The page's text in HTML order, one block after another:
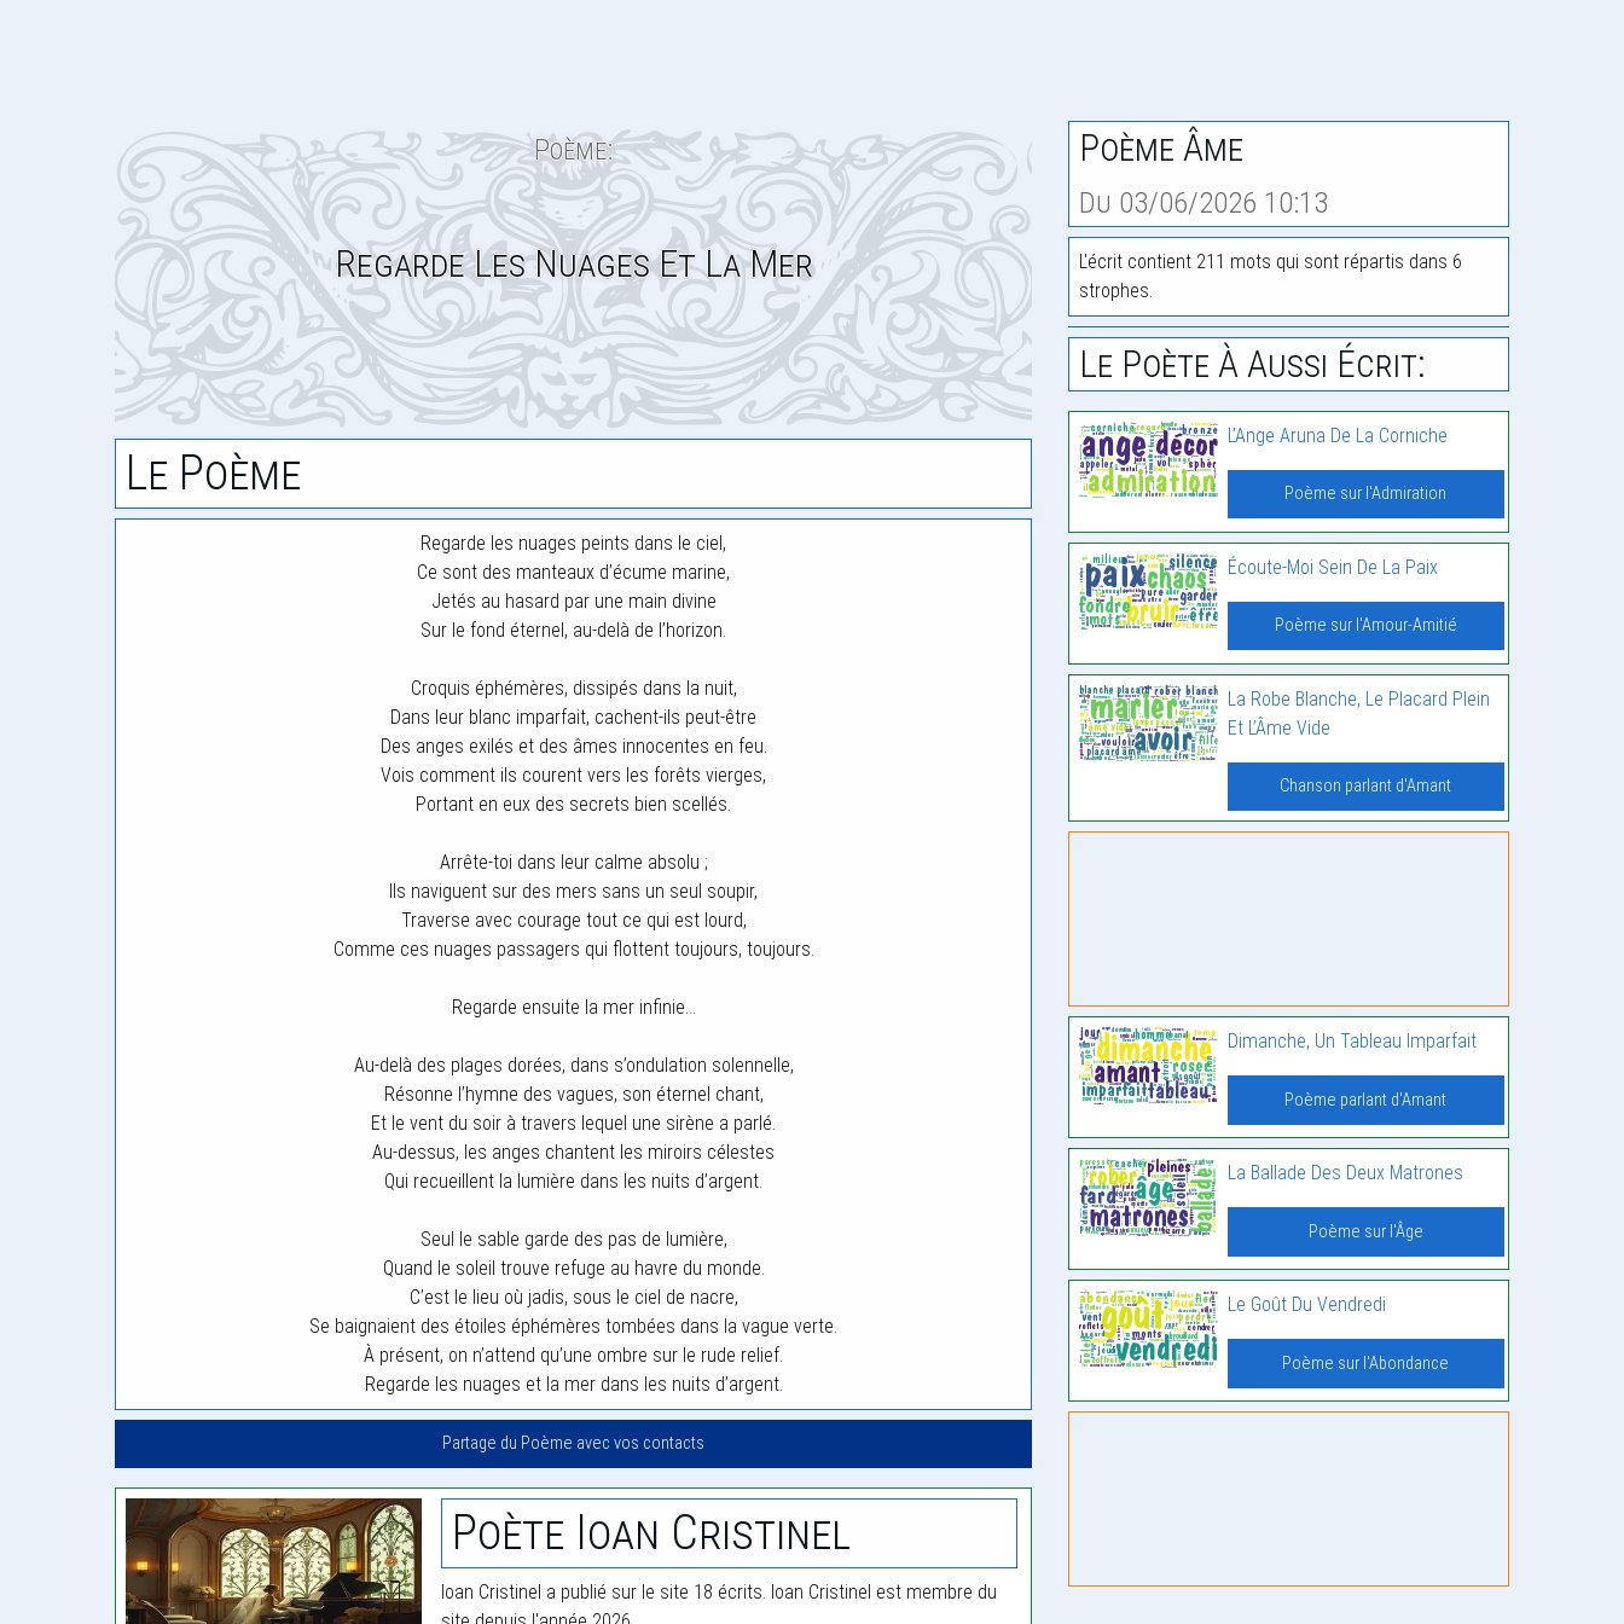
Poème:
Regarde Les Nuages Et La Mer
Le Poème
Regarde les nuages peints dans le ciel,
Ce sont des manteaux d’écume marine,
Jetés au hasard par une main divine
Sur le fond éternel, au-delà de l’horizon.
Croquis éphémères, dissipés dans la nuit,
Dans leur blanc imparfait, cachent-ils peut-être
Des anges exilés et des âmes innocentes en feu.
Vois comment ils courent vers les forêts vierges,
Portant en eux des secrets bien scellés.
Arrête-toi dans leur calme absolu ;
Ils naviguent sur des mers sans un seul soupir,
Traverse avec courage tout ce qui est lourd,
Comme ces nuages passagers qui flottent toujours, toujours.
Regarde ensuite la mer infinie…
Au-delà des plages dorées, dans s’ondulation solennelle,
Résonne l’hymne des vagues, son éternel chant,
Et le vent du soir à travers lequel une sirène a parlé.
Au-dessus, les anges chantent les miroirs célestes
Qui recueillent la lumière dans les nuits d’argent.
Seul le sable garde des pas de lumière,
Quand le soleil trouve refuge au havre du monde.
C’est le lieu où jadis, sous le ciel de nacre,
Se baignaient des étoiles éphémères tombées dans la vague verte.
À présent, on n’attend qu’une ombre sur le rude relief.
Regarde les nuages et la mer dans les nuits d’argent.
Partage du Poème avec vos contacts
Poète Ioan Cristinel
Ioan Cristinel a publié sur le site 18 écrits. Ioan Cristinel est membre du
Poème Âme
Du 03/06/2026 10:13
L'écrit contient 211 mots qui sont répartis dans 6
strophes.
Le Poète À Aussi Écrit:
L’Ange Aruna De La Corniche
Poème sur l'Admiration
Écoute-Moi Sein De La Paix
Poème sur l'Amour-Amitié
La Robe Blanche, Le Placard Plein
Et L’Âme Vide
Chanson parlant d'Amant
Dimanche, Un Tableau Imparfait
Poème parlant d'Amant
La Ballade Des Deux Matrones
Poème sur l'Âge
Le Goût Du Vendredi
Poème sur l'Abondance